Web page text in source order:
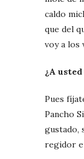
caldo
que del
voy a los
¿A
Pues
Pancho
gustado,
regidor